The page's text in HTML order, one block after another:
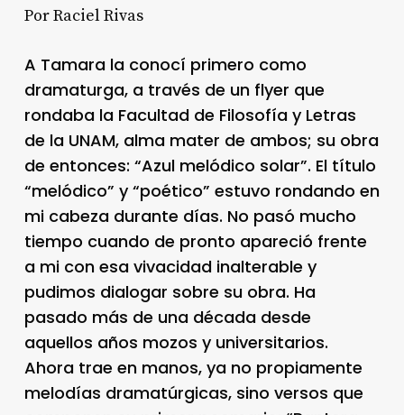
Por Raciel Rivas
A Tamara la conocí primero como
dramaturga, a través de un flyer que
rondaba la Facultad de Filosofía y Letras
de la UNAM, alma mater de ambos; su obra
de entonces: “Azul melódico solar”. El título
“melódico” y “poético” estuvo rondando en
mi cabeza durante días. No pasó mucho
tiempo cuando de pronto apareció frente
a mi con esa vivacidad inalterable y
pudimos dialogar sobre su obra. Ha
pasado más de una década desde
aquellos años mozos y universitarios.
Ahora trae en manos, ya no propiamente
melodías dramatúrgicas, sino versos que